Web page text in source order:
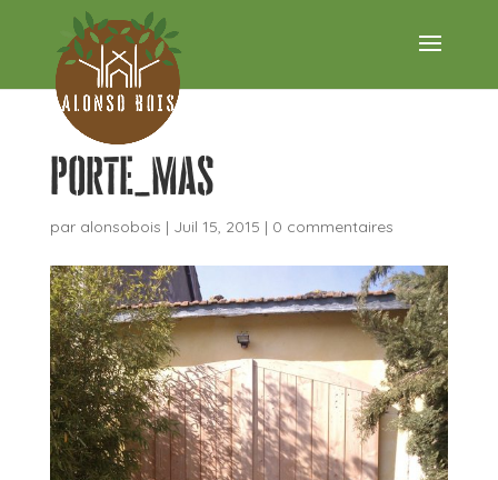
porte_mas
par alonsobois | Juil 15, 2015 | 0 commentaires